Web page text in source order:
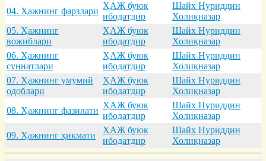
04. Ҳaжнинг фaрзлaри
ҲАЖ буюк
ибодатдир
Шайх Нуриддин
Холиқназар
05. Ҳaжнинг
вожиблaри
ҲАЖ буюк
ибодатдир
Шайх Нуриддин
Холиқназар
06. Ҳaжнинг
суннaтлaри
ҲАЖ буюк
ибодатдир
Шайх Нуриддин
Холиқназар
07. Ҳaжнинг умумий
одоблaри
ҲАЖ буюк
ибодатдир
Шайх Нуриддин
Холиқназар
08. Ҳaжнинг фaзилaти
ҲАЖ буюк
ибодатдир
Шайх Нуриддин
Холиқназар
09. Ҳaжнинг ҳикмaти
ҲАЖ буюк
ибодатдир
Шайх Нуриддин
Холиқназар